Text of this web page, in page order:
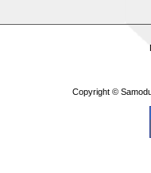
Copyright ©